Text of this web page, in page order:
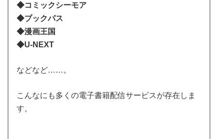
◆コミックシーモア
◆ブックパス
◆漫画王国
◆U-NEXT
などなど……。
こんなにも多くの電子書籍配信サービスが存在しま
す。